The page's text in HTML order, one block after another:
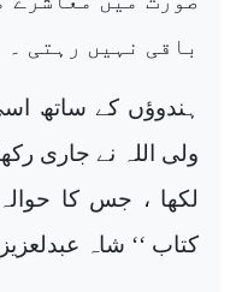
باقی نہیں رہتی ۔
ہندوؤں کے ساتھ
ولی اللہ نے جاری
لکھا ، جس کا
کتاب ‘‘ شاہ